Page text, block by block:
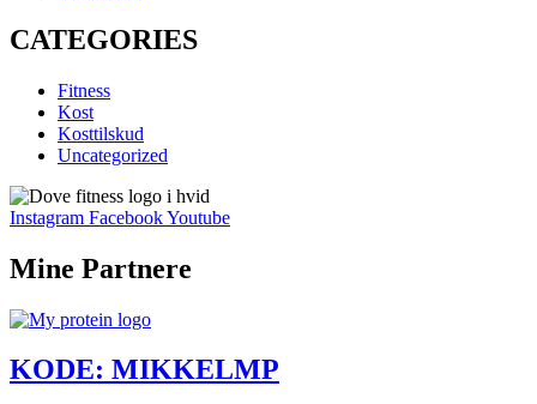
CATEGORIES
Fitness
Kost
Kosttilskud
Uncategorized
Instagram FacebookYoutube
Mine Partnere
KODE: MIKKELMP